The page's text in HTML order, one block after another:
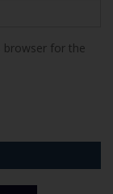
browser for the